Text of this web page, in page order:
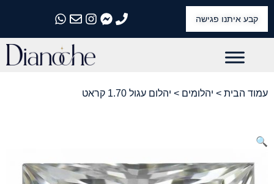
קבע איתנו פגישה
התקשרו אלינו
התקשרו אלינו
התקשרו אלינו
התקשרו אלינו
התקשרו אלינו
עמוד הבית > יהלומים > יהלום עגול 1.70 קראט
🔍